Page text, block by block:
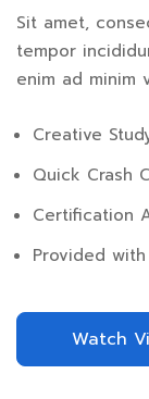
Sit amet,
tempor
enim ad minim
Creative
Quick Crash
Certification
Provided
Watch